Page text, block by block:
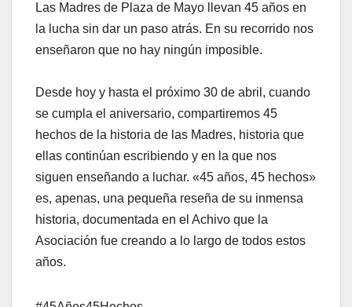
Las Madres de Plaza de Mayo llevan 45 años en
la lucha sin dar un paso atrás. En su recorrido nos
enseñaron que no hay ningún imposible.
Desde hoy y hasta el próximo 30 de abril, cuando
se cumpla el aniversario, compartiremos 45
hechos de la historia de las Madres, historia que
ellas continúan escribiendo y en la que nos
siguen enseñando a luchar. «45 años, 45 hechos»
es, apenas, una pequeña reseña de su inmensa
historia, documentada en el Achivo que la
Asociación fue creando a lo largo de todos estos
años.